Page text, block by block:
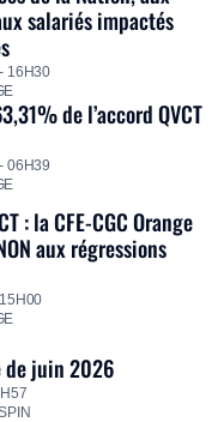
un diagnostic
faire face aux
salariés impactés
16H30
de l’accord QVCT
06H39
: la CFE-CGC Orange
aux régressions
de juin 2026